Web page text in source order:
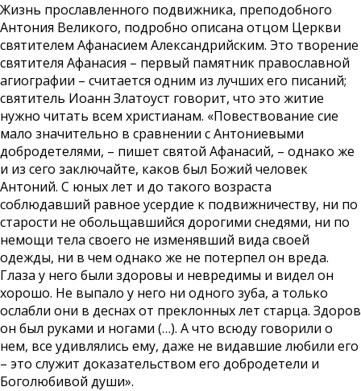
Жизнь прославленного подвижника, преподобного
Антония Великого, подробно описана отцом Церкви
святителем Афанасием Александрийским. Это творение
святителя Афанасия – первый памятник православной
агиографии – считается одним из лучших его писаний;
святитель Иоанн Златоуст говорит, что это житие
нужно читать всем христианам. «Повествование сие
мало значительно в сравнении с Антониевыми
добродетелями, – пишет святой Афанасий, – однако же
и из сего заключайте, каков был Божий человек
Антоний. С юных лет и до такого возраста
соблюдавший равное усердие к подвижничеству, ни по
старости не обольщавшийся дорогими снедями, ни по
немощи тела своего не изменявший вида своей
одежды, ни в чем однако же не потерпел он вреда.
Глаза у него были здоровы и невредимы и видел он
хорошо. Не выпало у него ни одного зуба, а только
ослабли они в деснах от преклонных лет старца. Здоров
он был руками и ногами (…). А что всюду говорили о
нем, все удивлялись ему, даже не видавшие любили его
– это служит доказательством его добродетели и
Боголюбивой души».